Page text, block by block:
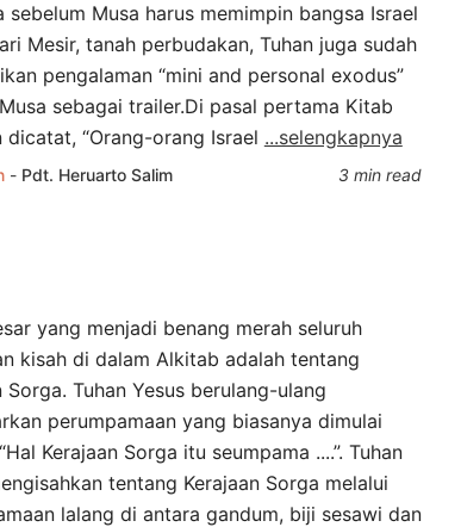
sebelum Musa harus memimpin bangsa Israel
Mesir, tanah perbudakan, Tuhan juga sudah
pengalaman “mini and personal exodus”
sebagai trailer.Di pasal pertama Kitab
dicatat, “Orang-orang Israel ...selengkapnya
- Pdt. Heruarto Salim 3 min read
yang menjadi benang merah seluruh
kisah di dalam Alkitab adalah tentang
Sorga. Tuhan Yesus berulang-ulang
perumpamaan yang biasanya dimulai
Kerajaan Sorga itu seumpama ....”. Tuhan
tentang Kerajaan Sorga melalui
lalang di antara gandum, biji sesawi dan